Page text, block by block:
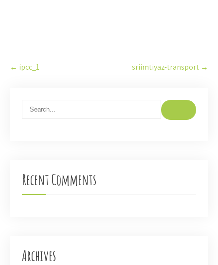
navigation
← ipcc_1 sriimtiyaz-transport →
Recent Comments
Archives